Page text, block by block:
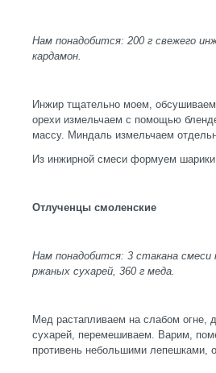
Нам понадобится: 200 г свежего
кардамон.
Инжир тщательно моем,
орехи измельчаем с помощью
массу. Миндаль измельчаем
Из инжирной смеси формуем
Отлученцы смоленские
Нам понадобится: 3 стакана
ржаных сухарей, 360 г меда.
Мед растапливаем на слабом огне,
сухарей, перемешиваем. Варим,
противень небольшими лепешками,